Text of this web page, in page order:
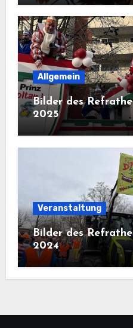
Allgemein
Bilder des
2025
Veranstaltung
Bilder des
2024